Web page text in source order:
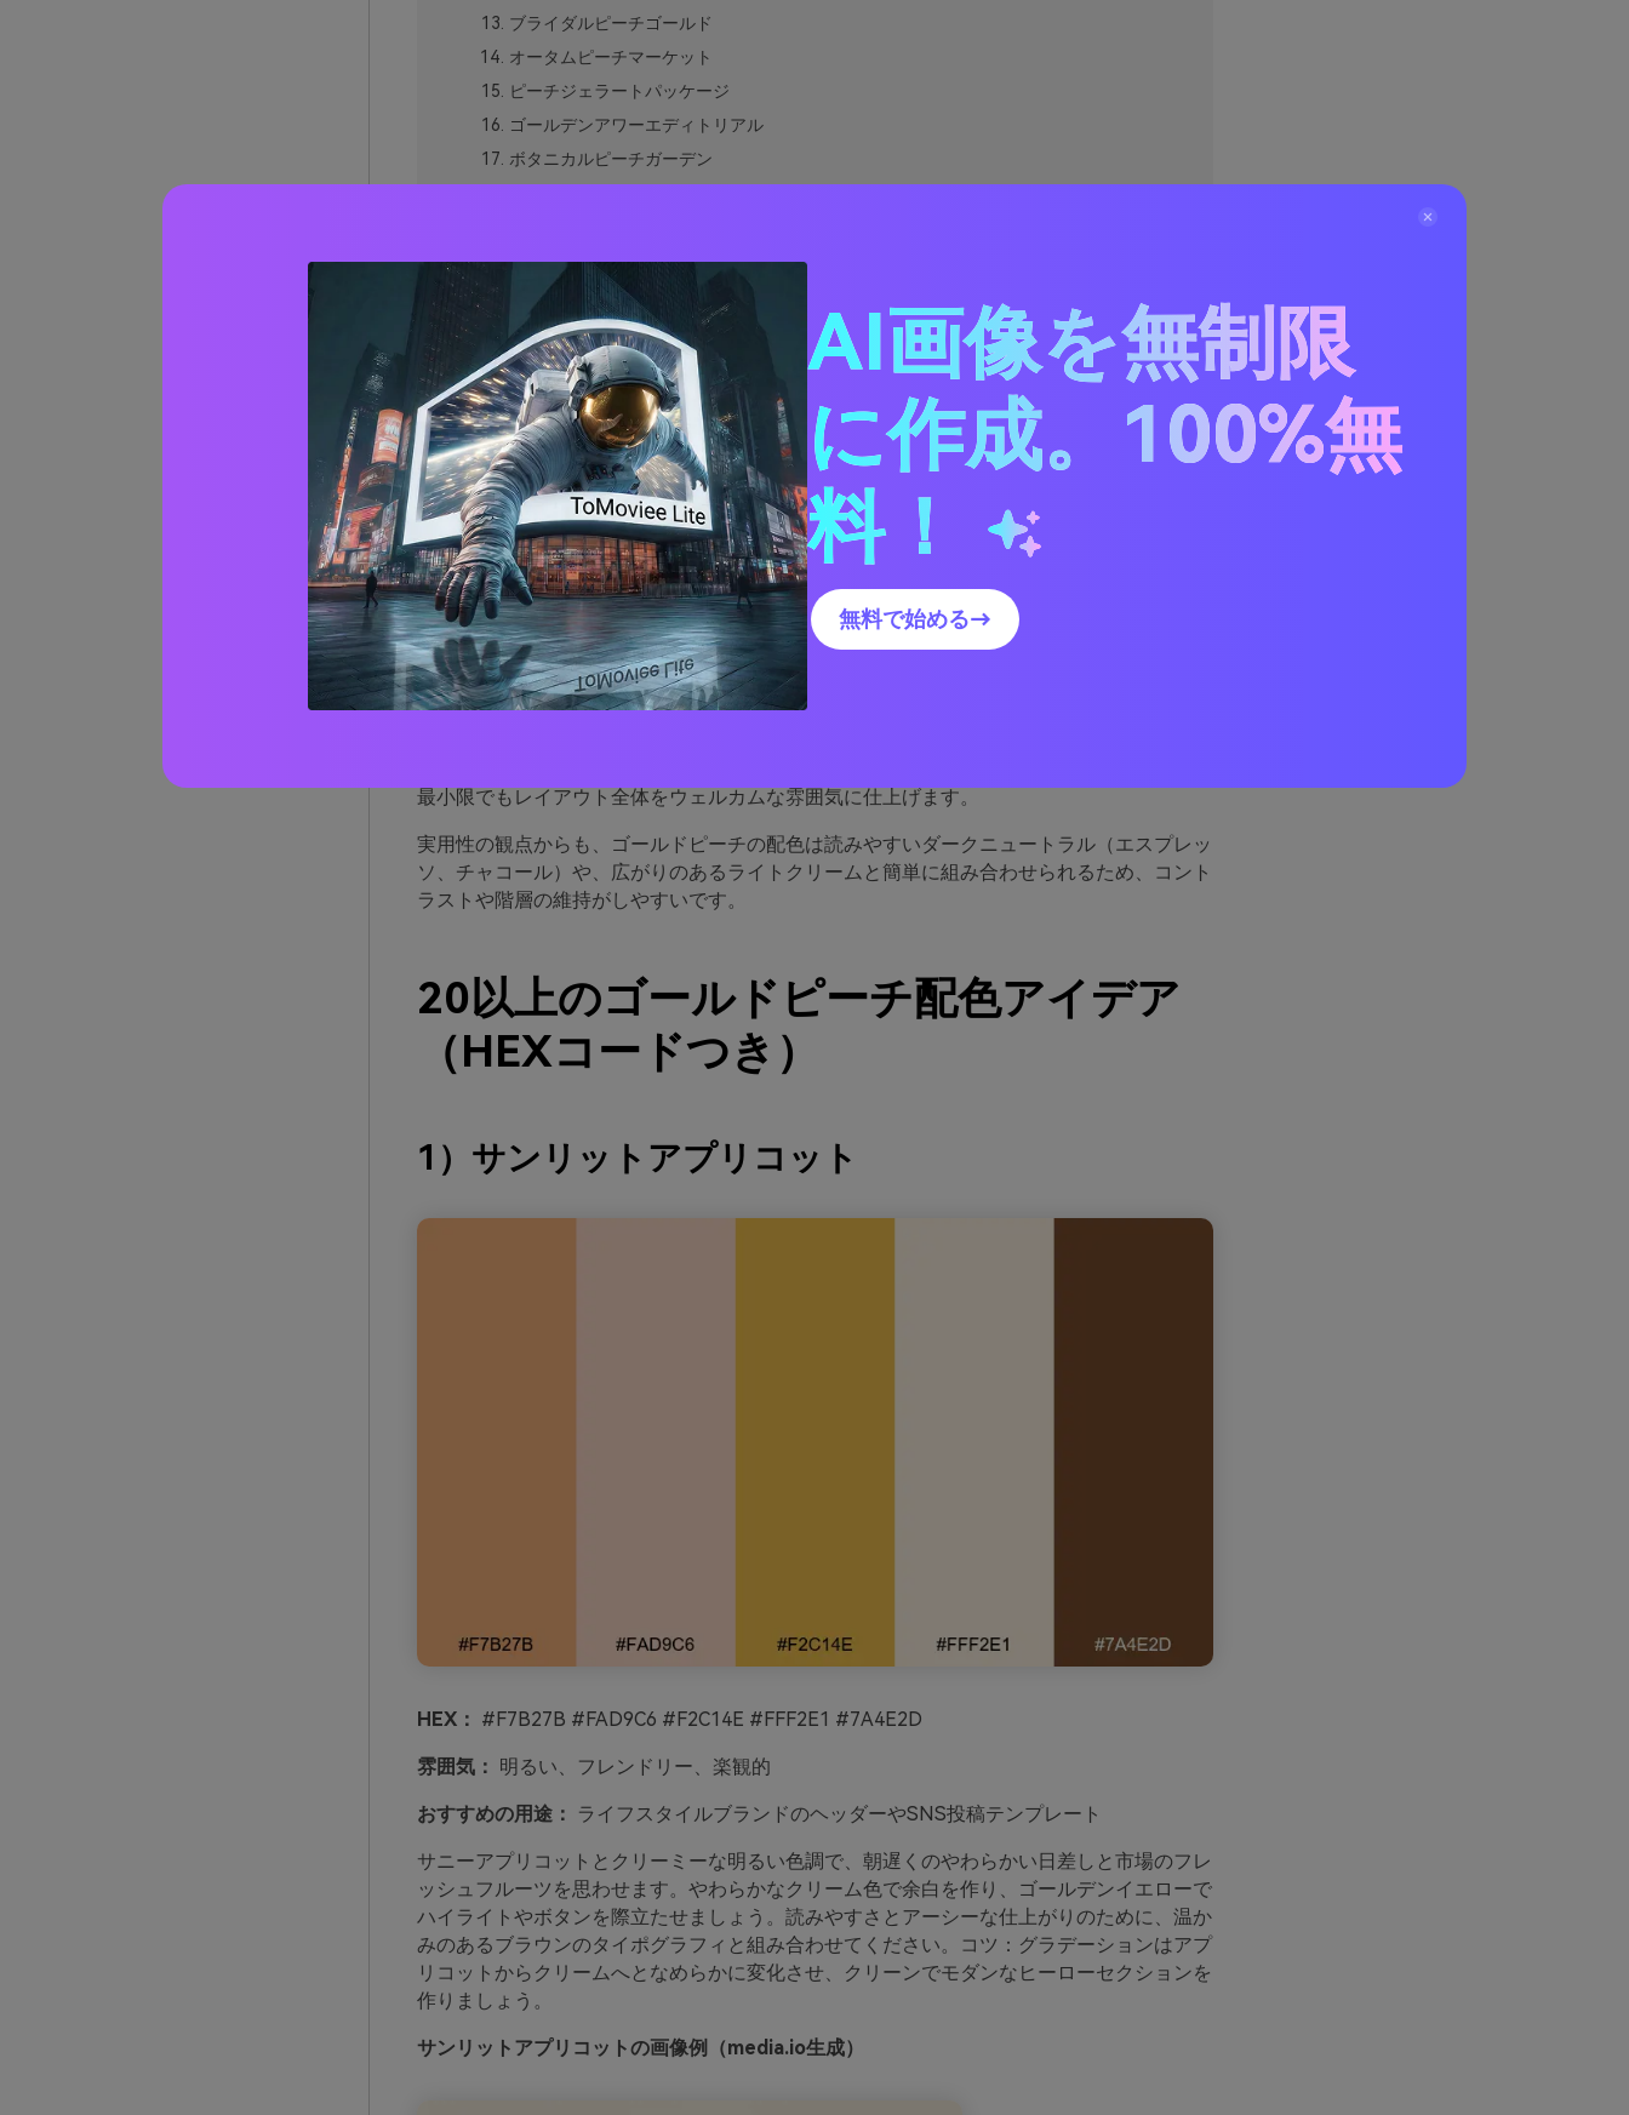
ブライダルピーチゴールド
オータムピーチマーケット
ピーチジェラートパッケージ
ゴールデンアワーエディトリアル
ボタニカルピーチガーデン
ラグジュアリーピーチブランディング
ゴールドピーチによく合う色は？
ゴールドピーチパレットを実際のデザインに活かすコツ
AIでゴールドピーチパレットのビジュアルを作成
ゴールドピーチパレットが効果的な理
由
ゴールドピーチパレットは、心地よさと高級感をバランスよく兼ね備えています：ピーチは
柔らかさと親しみやすさを、ゴールドはさりげない「ハイライト」効果をもたらし、印刷や
デジタルの両方でプレミアムな印象を与えます。
最小限でもレイアウト全体をウェルカムな雰囲気に仕上げます。
実用性の観点からも、ゴールドピーチの配色は読みやすいダークニュートラル（エスプレッ
ソ、チャコール）や、広がりのあるライトクリームと簡単に組み合わせられるため、コント
ラストや階層の維持がしやすいです。
20以上のゴールドピーチ配色アイデア
（HEXコードつき）
1）サンリットアプリコット
HEX： #F7B27B #FAD9C6 #F2C14E #FFF2E1 #7A4E2D
雰囲気： 明るい、フレンドリー、楽観的
おすすめの用途： ライフスタイルブランドのヘッダーやSNS投稿テンプレート
サニーアプリコットとクリーミーな明るい色調で、朝遅くのやわらかい日差しと市場のフレ
ッシュフルーツを思わせます。やわらかなクリーム色で余白を作り、ゴールデンイエローで
ハイライトやボタンを際立たせましょう。読みやすさとアーシーな仕上がりのために、温か
みのあるブラウンのタイポグラフィと組み合わせてください。コツ：グラデーションはアプ
リコットからクリームへとなめらかに変化させ、クリーンでモダンなヒーローセクションを
作りましょう。
サンリットアプリコットの画像例（media.io生成）
AI画像を無制限
に作成。100%無
料！
無料で始める→